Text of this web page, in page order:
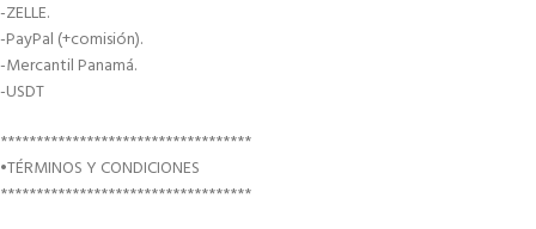
-ZELLE.
-PayPal (+comisión).
-Mercantil Panamá.
-USDT
***********************************
•TÉRMINOS Y CONDICIONES
***********************************